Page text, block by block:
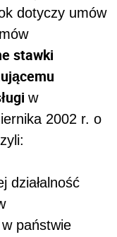
dotyczy umów
stawki
w
2002 r. o
działalność
państwie